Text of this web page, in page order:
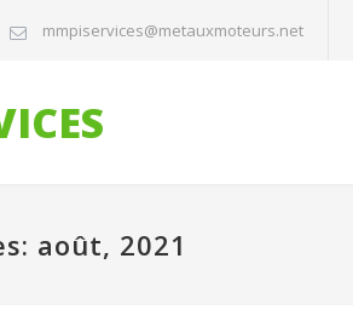
mmpiservices@metauxmoteurs.net
août, 2021